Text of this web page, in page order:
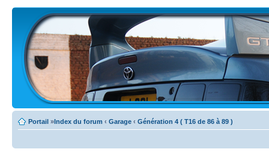
Portail »Index du forum ‹ Garage ‹ Génération 4 ( T16 de 86 à 89 )